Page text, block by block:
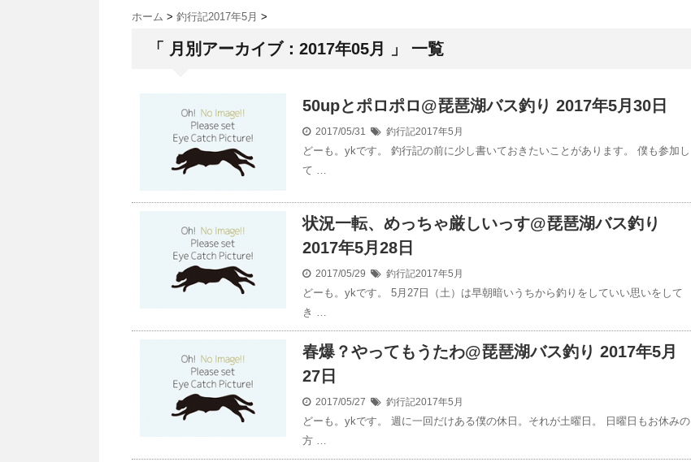
ホーム > 釣行記2017年5月 >
「 月別アーカイブ：2017年05月 」 一覧
50upとポロポロ@琵琶湖バス釣り 2017年5月30日
2017/05/31 釣行記2017年5月
どーも。ykです。 釣行記の前に少し書いておきたいことがあります。 僕も参加し
て …
状況一転、めっちゃ厳しいっす@琵琶湖バス釣り
2017年5月28日
2017/05/29 釣行記2017年5月
どーも。ykです。 5月27日（土）は早朝暗いうちから釣りをしていい思いをして
き …
春爆？やってもうたわ@琵琶湖バス釣り 2017年5月
27日
2017/05/27 釣行記2017年5月
どーも。ykです。 週に一回だけある僕の休日。それが土曜日。 日曜日もお休みの
方 …